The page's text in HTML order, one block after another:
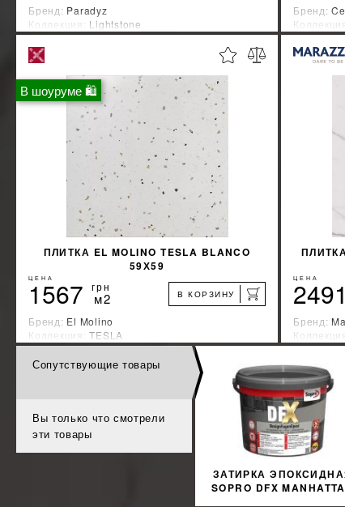
Бренд: Paradyz
Коллекция: Lightstone
Страна-производитель:Польша
УЗНАТЬ СВОЮ СКИДКУ %
КУПИТЬ
Бренд:
Страна-
В шоуруме 🛍
ПЛИТКА EL MOLINO TESLA BLANCO
59Х59
ЦЕНА
1567 грн
м2 В КОРЗИНУ
Бренд: El Molino
Коллекция:TESLA
Страна-производитель:Испания
УЗНАТЬ СВОЮ СКИДКУ %
КУПИТЬ
ПЛИТКА
ЦЕНА
2491
Бренд:
Страна-
Сопутствующие товары
Вы только что смотрели
эти товары
ЗАТИРКА
SOPRO DFX